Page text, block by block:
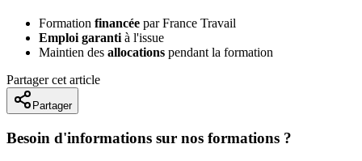
Formation financée par France Travail
Emploi garanti à l'issue
Maintien des allocations pendant la formation
Partager cet article
Partager
Besoin d'informations sur nos formations ?